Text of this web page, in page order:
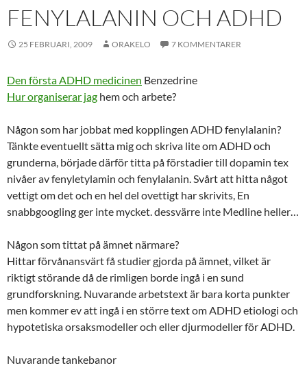
FENYLALANIN OCH ADHD
25 FEBRUARI, 2009 ORAKELO 7 KOMMENTARER
Den första ADHD medicinen Benzedrine
Hur organiserar jag hem och arbete?
Någon som har jobbat med kopplingen ADHD fenylalanin?
Tänkte eventuellt sätta mig och skriva lite om ADHD och
grunderna, började därför titta på förstadier till dopamin tex
nivåer av fenyletylamin och fenylalanin. Svårt att hitta något
vettigt om det och en hel del ovettigt har skrivits, En
snabbgoogling ger inte mycket. dessvärre inte Medline heller…
Någon som tittat på ämnet närmare?
Hittar förvånansvärt få studier gjorda på ämnet, vilket är
riktigt störande då de rimligen borde ingå i en sund
grundforskning. Nuvarande arbetstext är bara korta punkter
men kommer ev att ingå i en större text om ADHD etiologi och
hypotetiska orsaksmodeller och eller djurmodeller för ADHD.
Nuvarande tankebanor